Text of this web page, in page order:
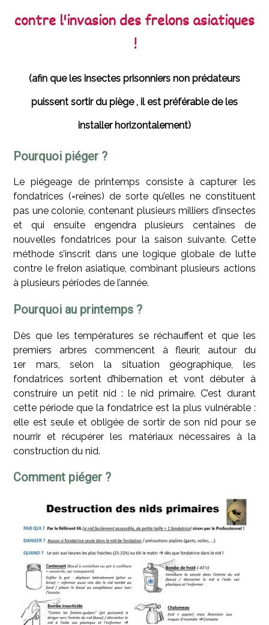
contre l'invasion des frelons asiatiques
!
(afin que les insectes prisonniers non prédateurs
puissent sortir du piège , il est préférable de les
installer horizontalement)
Pourquoi piéger ?
Le piégeage de printemps consiste à capturer les
fondatrices (=reines) de sorte qu’elles ne constituent
pas une colonie, contenant plusieurs milliers d’insectes
et qui ensuite engendra plusieurs centaines de
nouvelles fondatrices pour la saison suivante. Cette
méthode s’inscrit dans une logique globale de lutte
contre le frelon asiatique, combinant plusieurs actions
à plusieurs périodes de l’année.
Pourquoi au printemps ?
Dès que les températures se réchauffent et que les
premiers arbres commencent à fleurir, autour du
1er mars, selon la situation géographique, les
fondatrices sortent d’hibernation et vont débuter à
construire un petit nid : le nid primaire. C’est durant
cette période que la fondatrice est la plus vulnérable :
elle est seule et obligée de sortir de son nid pour se
nourrir et récupérer les matériaux nécessaires à la
construction du nid.
Comment piéger ?